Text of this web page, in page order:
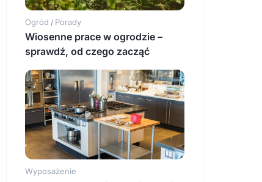
Ogród / Porady
Wiosenne prace w ogrodzie –
sprawdź, od czego zacząć
Wyposażenie